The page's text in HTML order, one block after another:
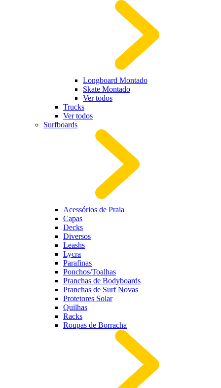
Longboard Montado
Skate Montado
Ver todos
Trucks
Ver todos
Surfboards
Acessórios de Praia
Capas
Decks
Diversos
Leashs
Lycra
Parafinas
Ponchos/Toalhas
Pranchas de Bodyboards
Pranchas de Surf Novas
Protetores Solar
Quilhas
Racks
Roupas de Borracha